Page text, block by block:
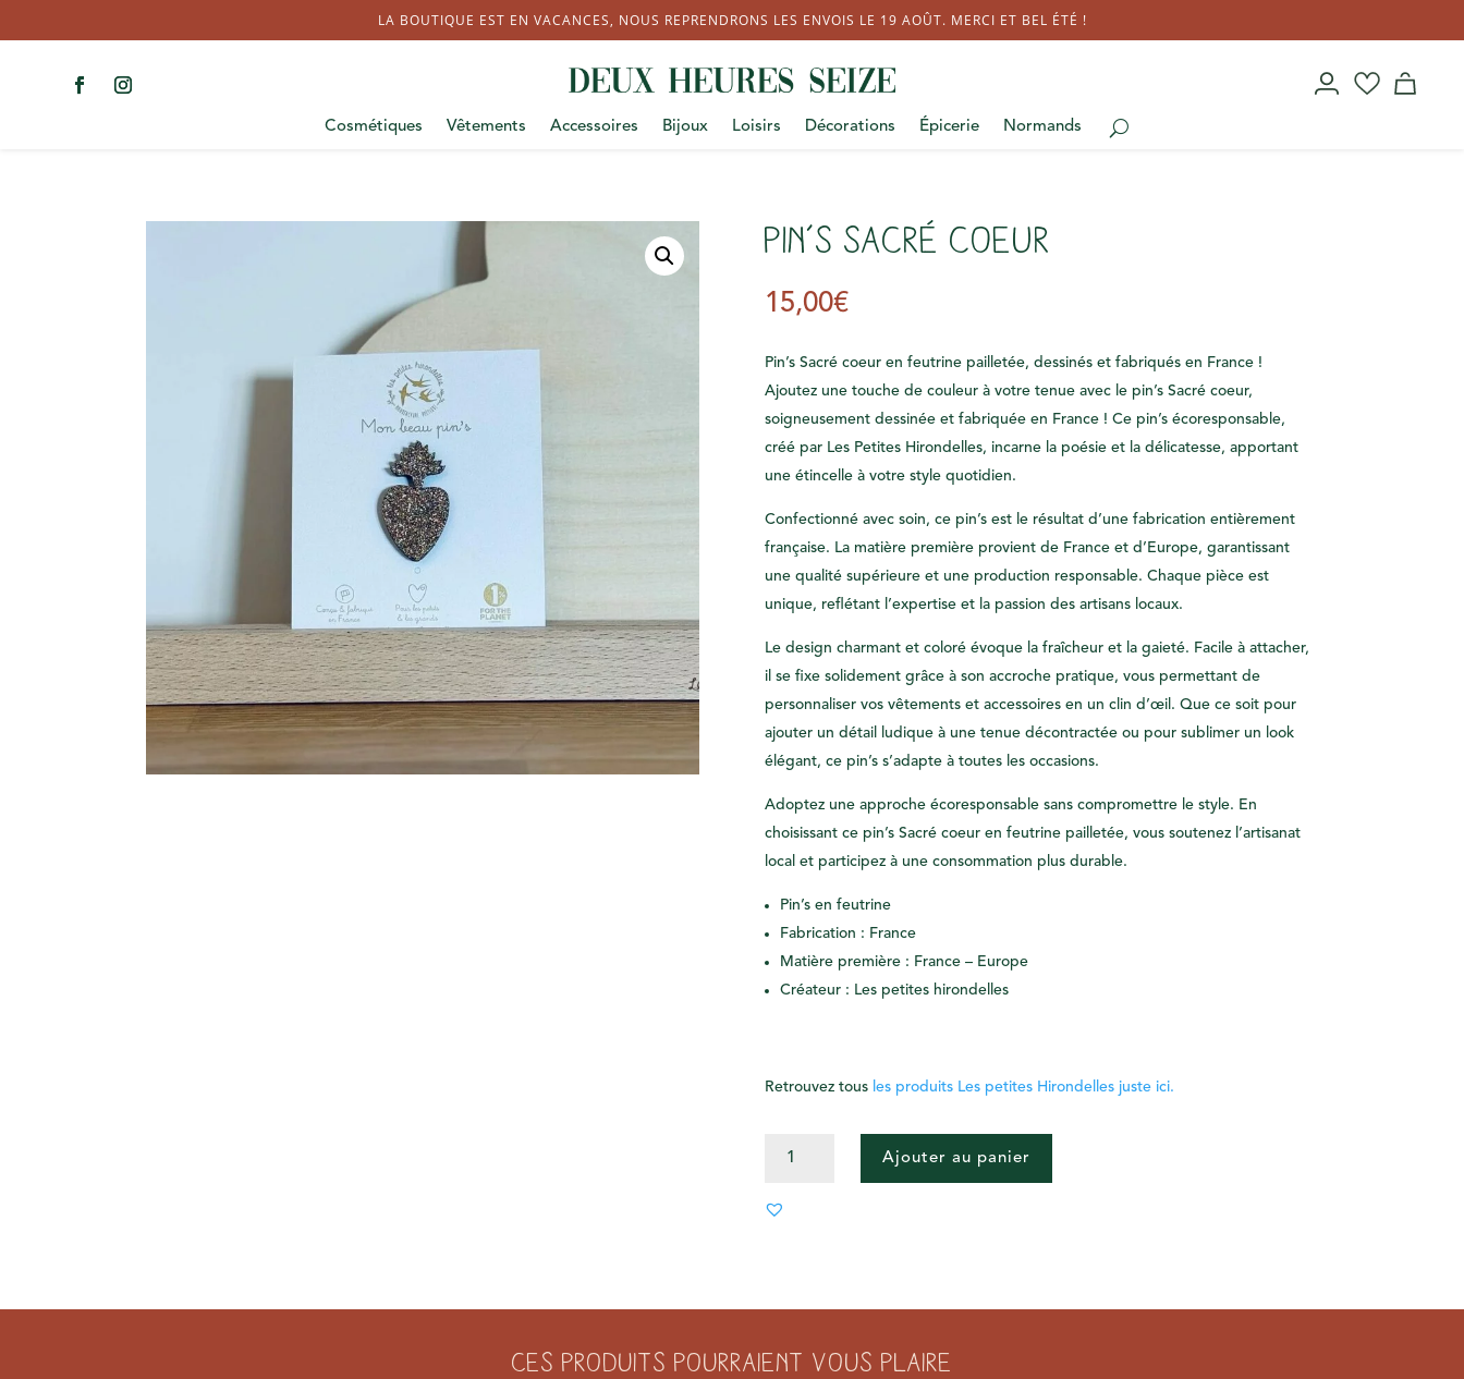
LA BOUTIQUE EST EN VACANCES, NOUS REPRENDRONS LES ENVOIS LE 19 AOÛT. MERCI ET BEL ÉTÉ !
Cosmétiques Vêtements Accessoires Bijoux Loisirs Décorations Épicerie Normands
Pin’s Sacré coeur
15,00€
Pin’s Sacré coeur en feutrine pailletée, dessinés et fabriqués en France !
Ajoutez une touche de couleur à votre tenue avec le pin’s Sacré coeur,
soigneusement dessinée et fabriquée en France ! Ce pin’s écoresponsable,
créé par Les Petites Hirondelles, incarne la poésie et la délicatesse, apportant
une étincelle à votre style quotidien.
Confectionné avec soin, ce pin’s est le résultat d’une fabrication entièrement
française. La matière première provient de France et d’Europe, garantissant
une qualité supérieure et une production responsable. Chaque pièce est
unique, reflétant l’expertise et la passion des artisans locaux.
Le design charmant et coloré évoque la fraîcheur et la gaieté. Facile à attacher,
il se fixe solidement grâce à son accroche pratique, vous permettant de
personnaliser vos vêtements et accessoires en un clin d’œil. Que ce soit pour
ajouter un détail ludique à une tenue décontractée ou pour sublimer un look
élégant, ce pin’s s’adapte à toutes les occasions.
Adoptez une approche écoresponsable sans compromettre le style. En
choisissant ce pin’s Sacré coeur en feutrine pailletée, vous soutenez l’artisanat
local et participez à une consommation plus durable.
Pin’s en feutrine
Fabrication : France
Matière première : France – Europe
Créateur : Les petites hirondelles
Retrouvez tous les produits Les petites Hirondelles juste ici.
SACRÉ
Ajouter au panier
Ces produits pourraient vous plaire